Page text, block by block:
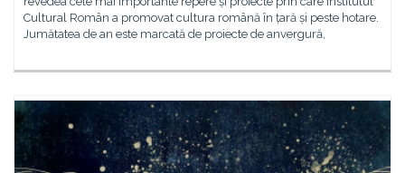
Cultural Român a promovat cultura română în țară și peste hotare.
Jumătatea de an este marcată de proiecte de anvergură,